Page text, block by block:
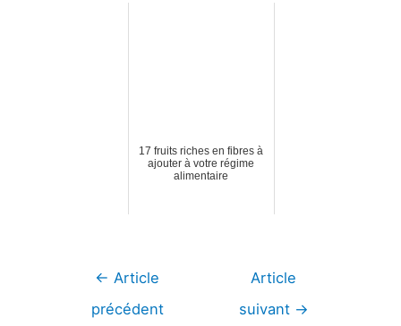
17 fruits riches en fibres à
ajouter à votre régime
alimentaire
Navigation
← Article
précédent
Article
suivant →